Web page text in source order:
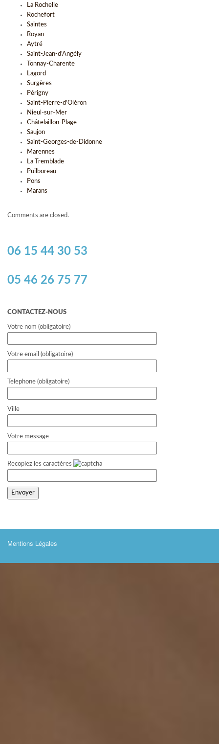
La Rochelle
Rochefort
Saintes
Royan
Aytré
Saint-Jean-d'Angély
Tonnay-Charente
Lagord
Surgères
Périgny
Saint-Pierre-d'Oléron
Nieul-sur-Mer
Châtelaillon-Plage
Saujon
Saint-Georges-de-Didonne
Marennes
La Tremblade
Puilboreau
Pons
Marans
Comments are closed.
06 15 44 30 53
05 46 26 75 77
CONTACTEZ-NOUS
Votre nom (obligatoire)
Votre email (obligatoire)
Telephone (obligatoire)
Ville
Votre message
Recopiez les caractères
Mentions Légales